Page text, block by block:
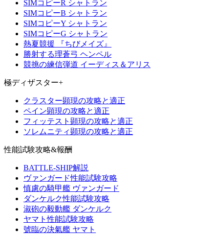
SIMコピーR シャトラン
SIMコピーB シャトラン
SIMコピーY シャトラン
SIMコピーG シャトラン
熱夏競援 『ちびメイズ』
勝射する理蒼弓 ヘンペル
競挑の練信弾道 イーディス＆アリス
極ディザスター+
クラスター顕現の攻略と適正
ペイン顕現の攻略と適正
フィッテスト顕現の攻略と適正
ソレムニティ顕現の攻略と適正
性能試験攻略&報酬
BATTLE-SHIP解説
ヴァンガード性能試験攻略
慎慮の騎甲艦 ヴァンガード
ダンケルク性能試験攻略
淑砲の毅動艦 ダンケルク
ヤマト性能試験攻略
號臨の決氣艦 ヤマト